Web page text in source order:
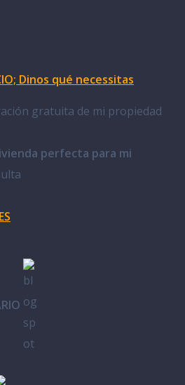
Dinos qué necessitas
gratuita de mi propiedad
perfecta para mi